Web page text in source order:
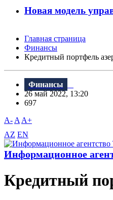
Новая модель
Главная страница
Финансы
Кредитный портфель
Финансы
26 май 2022, 13:20
697
A- A A+
AZ EN
Информационное
Кредитный